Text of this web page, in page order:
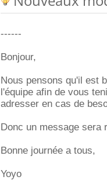
------
Bonjour,
Nous pensons qu'il est
l'équipe afin de vous
adresser en cas de
Donc un message sera
Bonne journée a tous,
Yoyo